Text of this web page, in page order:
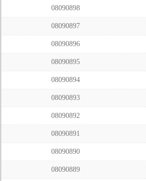
08090898
08090897
08090896
08090895
08090894
08090893
08090892
08090891
08090890
08090889